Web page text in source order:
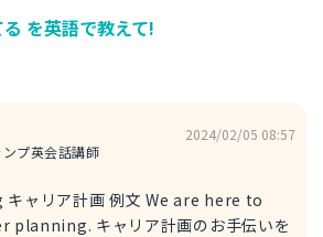
活用できます。 「それは私になり
と「それは私だろう」とすることがで
be"「それはそうだろう」を活
を英語で教えて!
プ英会話講師
2024/02/05 08:57
例文 We are here to
キャリア計画のお手伝いを